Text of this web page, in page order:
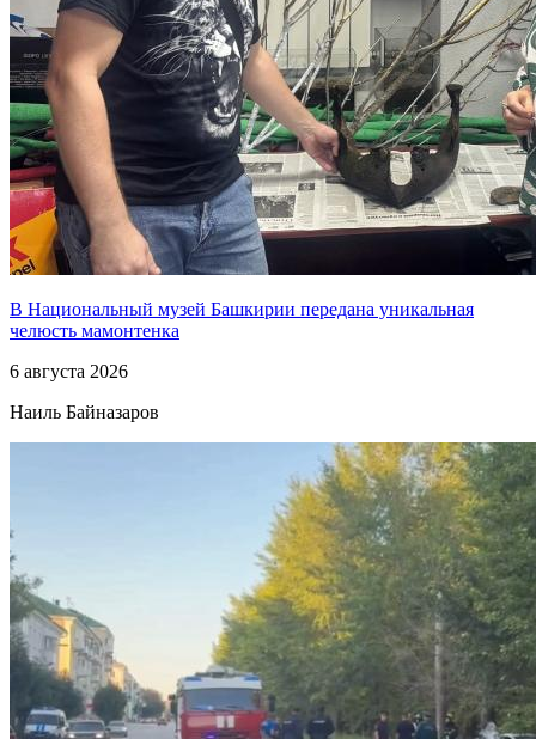
В Национальный музей Башкирии передана уникальная
челюсть мамонтенка
6 августа 2026
Наиль Байназаров